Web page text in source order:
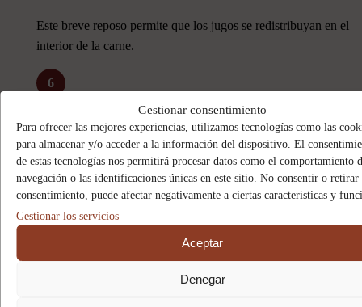
Gestionar consentimiento
Para ofrecer las mejores experiencias, utilizamos tecnologías como las
para almacenar y/o acceder a la información del dispositivo. El
de estas tecnologías nos permitirá procesar datos como el comportamiento
navegación o las identificaciones únicas en este sitio. No consentir o retirar
consentimiento, puede afectar negativamente a ciertas características y
Gestionar los servicios
Aceptar
Denegar
Este breve reposo permite que los jugos se redistribuyan en el
interior de la carne.
6